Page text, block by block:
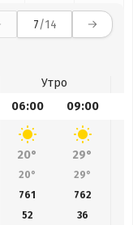
7/14
Утро
06:00 09:00
20° 29°
20° 29°
761 762
52 36